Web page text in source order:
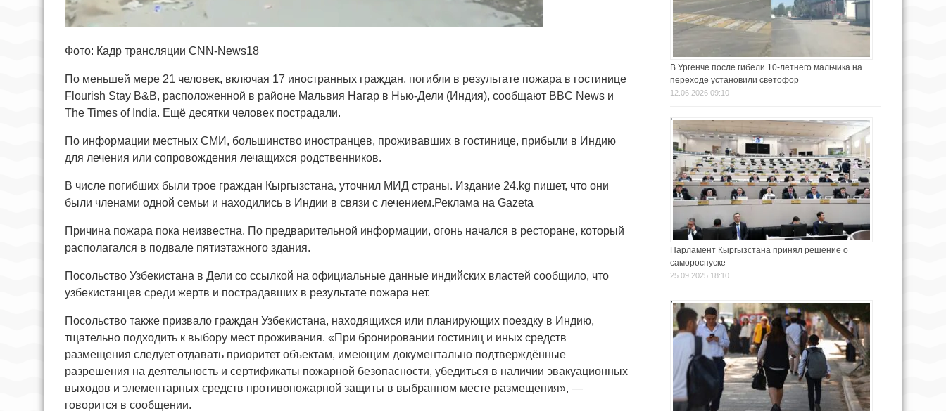
Фото: Кадр трансляции CNN-News18
По меньшей мере 21 человек, включая 17 иностранных граждан, погибли в результате пожара в гостинице
Flourish Stay B&B, расположенной в районе Мальвия Нагар в Нью-Дели (Индия), сообщают BBC News и
The Times of India. Ещё десятки человек пострадали.
По информации местных СМИ, большинство иностранцев, проживавших в гостинице, прибыли в Индию
для лечения или сопровождения лечащихся родственников.
В числе погибших были трое граждан Кыргызстана, уточнил МИД страны. Издание 24.kg пишет, что они
были членами одной семьи и находились в Индии в связи с лечением.Реклама на Gazeta
Причина пожара пока неизвестна. По предварительной информации, огонь начался в ресторане, который
располагался в подвале пятиэтажного здания.
Посольство Узбекистана в Дели со ссылкой на официальные данные индийских властей сообщило, что
узбекистанцев среди жертв и пострадавших в результате пожара нет.
Посольство также призвало граждан Узбекистана, находящихся или планирующих поездку в Индию,
тщательно подходить к выбору мест проживания. «При бронировании гостиниц и иных средств
размещения следует отдавать приоритет объектам, имеющим документально подтверждённые
разрешения на деятельность и сертификаты пожарной безопасности, убедиться в наличии эвакуационных
выходов и элементарных средств противопожарной защиты в выбранном месте размещения», —
говорится в сообщении.
В Ургенче после гибели 10-летнего мальчика на
переходе установили светофор
12.06.2026 09:10
Парламент Кыргызстана принял решение о
самороспуске
25.09.2025 18:10